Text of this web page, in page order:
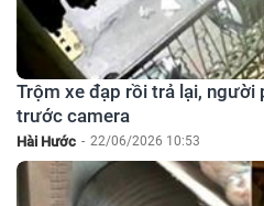
Trộm xe đạp rồi trả lại, người
trước camera
Hài Hước - 22/06/2026 10:53